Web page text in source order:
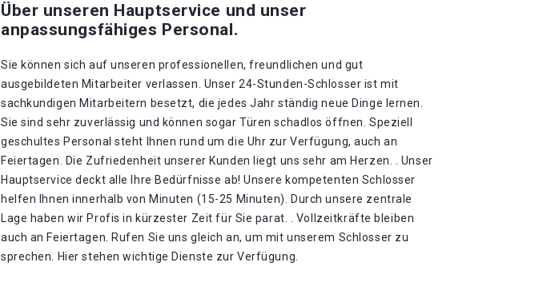
Über unseren Hauptservice und unser
anpassungsfähiges Personal.
Sie können sich auf unseren professionellen, freundlichen und gut
ausgebildeten Mitarbeiter verlassen. Unser 24-Stunden-Schlosser ist mit
sachkundigen Mitarbeitern besetzt, die jedes Jahr ständig neue Dinge lernen.
Sie sind sehr zuverlässig und können sogar Türen schadlos öffnen. Speziell
geschultes Personal steht Ihnen rund um die Uhr zur Verfügung, auch an
Feiertagen. Die Zufriedenheit unserer Kunden liegt uns sehr am Herzen. . Unser
Hauptservice deckt alle Ihre Bedürfnisse ab! Unsere kompetenten Schlosser
helfen Ihnen innerhalb von Minuten (15-25 Minuten). Durch unsere zentrale
Lage haben wir Profis in kürzester Zeit für Sie parat. . Vollzeitkräfte bleiben
auch an Feiertagen. Rufen Sie uns gleich an, um mit unserem Schlosser zu
sprechen. Hier stehen wichtige Dienste zur Verfügung.